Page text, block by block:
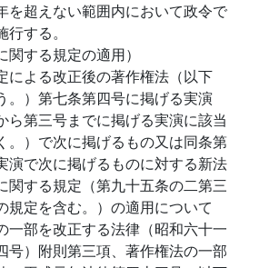
を超えない範囲内において政令で
する。
関する規定の適用）
による改正後の著作権法（以下
。）第七条第四号に掲げる実演
ら第三号までに掲げる実演に該当
。）で次に掲げるもの又は同条第
演で次に掲げるものに対する新法
関する規定（第九十五条の二第三
規定を含む。）の適用について
一部を改正する法律（昭和六十一
号）附則第三項、著作権法の一部